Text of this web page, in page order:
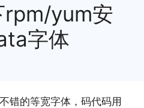
yum安
字体
错的等宽字体，码代码用